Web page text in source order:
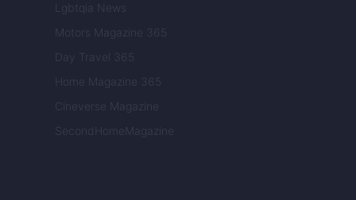
Lgbtqia News
Motors Magazine 365
Day Travel 365
Home Magazine 365
Cineverse Magazine
SecondHomeMagazine